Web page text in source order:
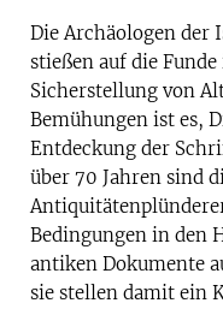
Die Archäologen der
stießen auf die
Sicherstellung von
Bemühungen ist es,
Entdeckung der
über 70 Jahren sind
Bedingungen in den
antiken Dokumente
sie stellen damit ein